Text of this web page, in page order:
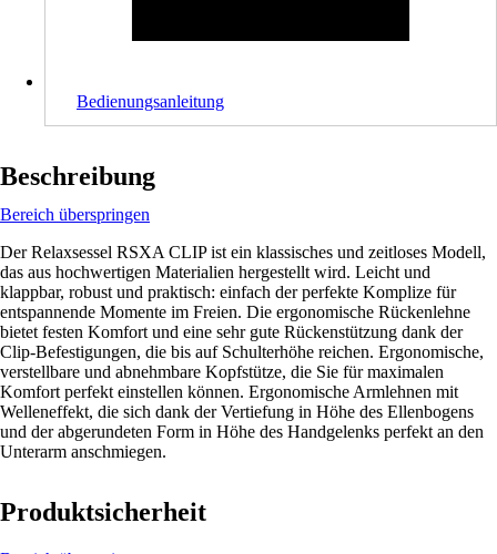
Bedienungsanleitung
Beschreibung
Bereich überspringen
Der Relaxsessel RSXA CLIP ist ein klassisches und zeitloses Modell,
das aus hochwertigen Materialien hergestellt wird. Leicht und
klappbar, robust und praktisch: einfach der perfekte Komplize für
entspannende Momente im Freien. Die ergonomische Rückenlehne
bietet festen Komfort und eine sehr gute Rückenstützung dank der
Clip-Befestigungen, die bis auf Schulterhöhe reichen. Ergonomische,
verstellbare und abnehmbare Kopfstütze, die Sie für maximalen
Komfort perfekt einstellen können. Ergonomische Armlehnen mit
Welleneffekt, die sich dank der Vertiefung in Höhe des Ellenbogens
und der abgerundeten Form in Höhe des Handgelenks perfekt an den
Unterarm anschmiegen.
Produktsicherheit